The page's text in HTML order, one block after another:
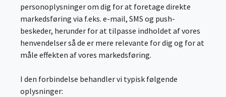
personoplysninger om dig for at foretage direkte
markedsføring via f.eks. e-mail, SMS og push-
beskeder, herunder for at tilpasse indholdet af vores
henvendelser så de er mere relevante for dig og for at
måle effekten af vores markedsføring.
I den forbindelse behandler vi typisk følgende
oplysninger: